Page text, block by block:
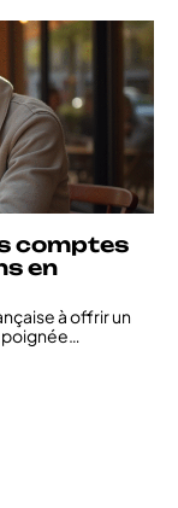
comptes
en
à offrir un